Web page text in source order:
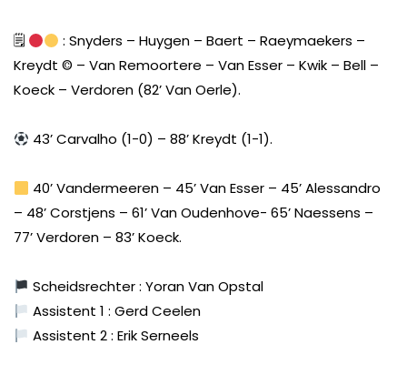
🗒
: Snyders – Huygen – Baert – Raeymaekers –
Kreydt ©️ – Van Remoortere – Van Esser – Kwik – Bell –
Koeck – Verdoren (82’ Van Oerle).
43’ Carvalho (1-0) – 88’ Kreydt (1-1).
40’ Vandermeeren – 45’ Van Esser – 45’ Alessandro
– 48’ Corstjens – 61’ Van Oudenhove- 65’ Naessens –
77’ Verdoren – 83’ Koeck.
Scheidsrechter : Yoran Van Opstal
Assistent 1 : Gerd Ceelen
Assistent 2 : Erik Serneels